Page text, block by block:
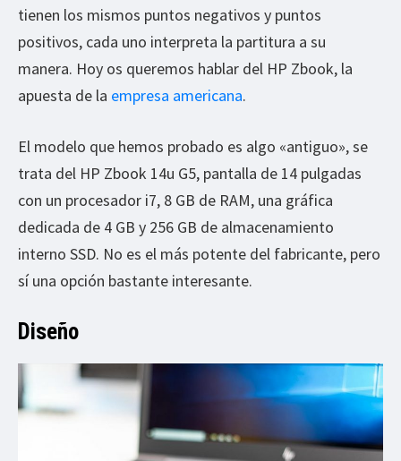
tienen los mismos puntos negativos y puntos
positivos, cada uno interpreta la partitura a su
manera. Hoy os queremos hablar del HP Zbook, la
apuesta de la empresa americana.
El modelo que hemos probado es algo «antiguo», se
trata del HP Zbook 14u G5, pantalla de 14 pulgadas
con un procesador i7, 8 GB de RAM, una gráfica
dedicada de 4 GB y 256 GB de almacenamiento
interno SSD. No es el más potente del fabricante, pero
sí una opción bastante interesante.
Diseño